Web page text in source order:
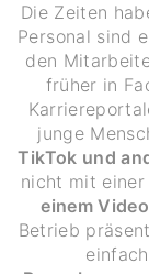
Die Zeiten
Personal sind
den
früher in
junge
TikTok und
nicht mit einer
einem Video
Betrieb